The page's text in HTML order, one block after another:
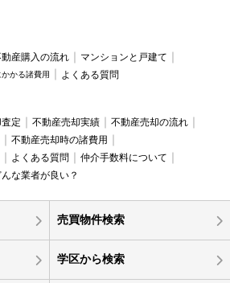
産購入の流れ
マンションと戸建て
かる諸費用 よくある質問
定 不動産売却実績
不動産売却の流れ
不動産売却時の諸費用
よくある質問
仲介手数料について
んな業者が良い？
売買物件検索
学区から検索